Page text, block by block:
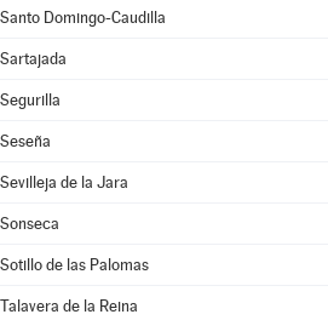
Santo Domingo-Caudilla
Sartajada
Segurilla
Seseña
Sevilleja de la Jara
Sonseca
Sotillo de las Palomas
Talavera de la Reina